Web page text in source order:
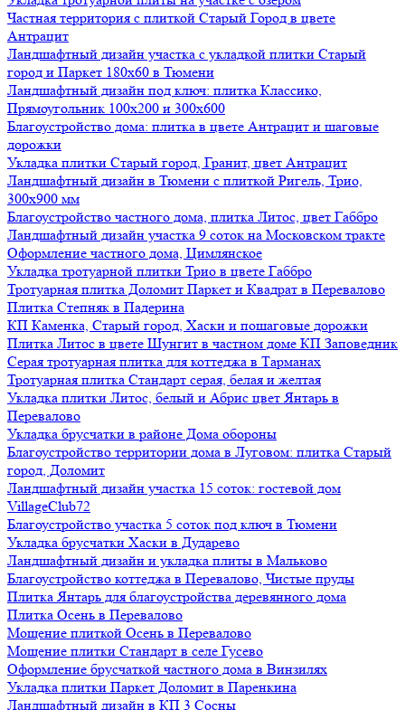
Частная территория с плиткой Старый Город в цвете
Антрацит
Ландшафтный дизайн участка с укладкой плитки Старый
город и Паркет 180х60 в Тюмени
Ландшафтный дизайн под ключ: плитка Классико,
Прямоугольник 100х200 и 300х600
Благоустройство дома: плитка в цвете Антрацит и шаговые
дорожки
Укладка плитки Старый город, Гранит, цвет Антрацит
Ландшафтный дизайн в Тюмени с плиткой Ригель, Трио,
300х900 мм
Благоустройство частного дома, плитка Литос, цвет Габбро
Ландшафтный дизайн участка 9 соток на Московском тракте
Оформление частного дома, Цимлянское
Укладка тротуарной плитки Трио в цвете Габбро
Тротуарная плитка Доломит Паркет и Квадрат в Перевалово
Плитка Степняк в Падерина
КП Каменка, Старый город, Хаски и пошаговые дорожки
Плитка Литос в цвете Шунгит в частном доме КП Заповедник
Серая тротуарная плитка для коттеджа в Тарманах
Тротуарная плитка Стандарт серая, белая и желтая
Укладка плитки Литос, белый и Абрис цвет Янтарь в
Перевалово
Укладка брусчатки в районе Дома обороны
Благоустройство территории дома в Луговом: плитка Старый
город, Доломит
Ландшафтный дизайн участка 15 соток: гостевой дом
VillageClub72
Благоустройство участка 5 соток под ключ в Тюмени
Укладка брусчатки Хаски в Дударево
Ландшафтный дизайн и укладка плиты в Мальково
Благоустройство коттеджа в Перевалово, Чистые пруды
Плитка Янтарь для благоустройства деревянного дома
Плитка Осень в Перевалово
Мощение плиткой Осень в Перевалово
Мощение плитки Стандарт в селе Гусево
Оформление брусчаткой частного дома в Винзилях
Укладка плитки Паркет Доломит в Паренкина
Ландшафтный дизайн в КП 3 Сосны